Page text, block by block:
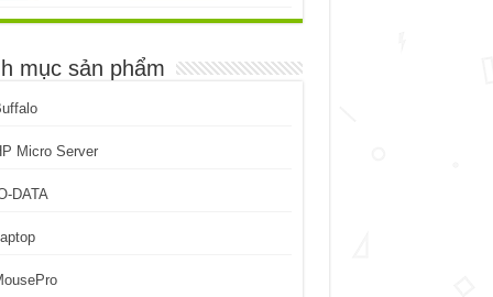
là:
tại
4.599.999 ₫.
mục sản phẩm
Micro Server
DATA